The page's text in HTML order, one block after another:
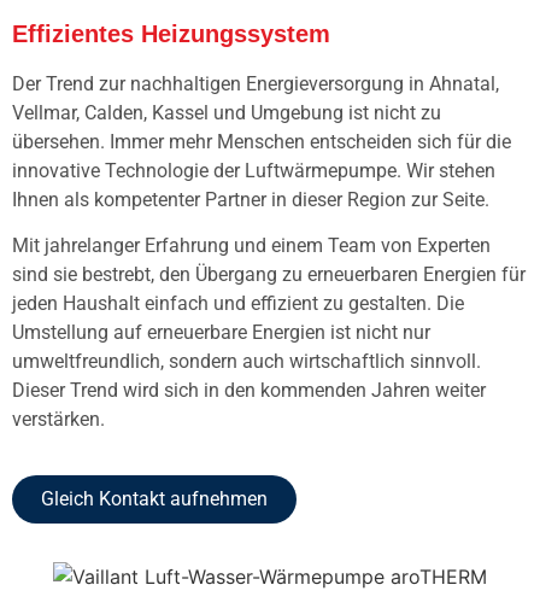
Effizientes Heizungssystem
Der Trend zur nachhaltigen Energieversorgung in Ahnatal,
Vellmar, Calden, Kassel und Umgebung ist nicht zu
übersehen. Immer mehr Menschen entscheiden sich für die
innovative Technologie der Luftwärmepumpe. Wir stehen
Ihnen als kompetenter Partner in dieser Region zur Seite.
Mit jahrelanger Erfahrung und einem Team von Experten
sind sie bestrebt, den Übergang zu erneuerbaren Energien für
jeden Haushalt einfach und effizient zu gestalten. Die
Umstellung auf erneuerbare Energien ist nicht nur
umweltfreundlich, sondern auch wirtschaftlich sinnvoll.
Dieser Trend wird sich in den kommenden Jahren weiter
verstärken.
Gleich Kontakt aufnehmen